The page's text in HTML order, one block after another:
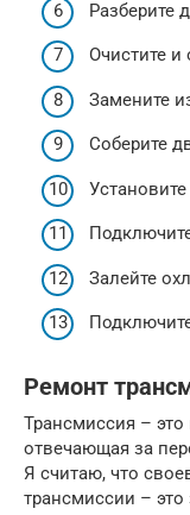
Разберите
Очистите и
Замените
Соберите
Залейте
Ремонт
Трансмиссия –
отвечающая за
Я считаю, что
трансмиссии –